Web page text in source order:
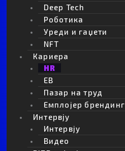
Deep Tech
Роботика
Уреди и гаџети
NFT
Кариера
HR
EB
Пазар на труд
Емплојер брендинг
Интервју
Интервју
Видео